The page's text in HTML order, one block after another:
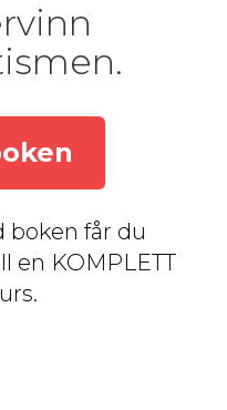
boken får du
en KOMPLETT